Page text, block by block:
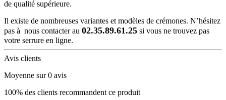
de qualité supérieure.
Il existe de nombreuses variantes et modèles de crémones. N’hésitez
pas à nous contacter au 02.35.89.61.25 si vous ne trouvez pas
votre serrure en ligne.
Avis clients
Moyenne sur 0 avis
100% des clients recommandent ce produit